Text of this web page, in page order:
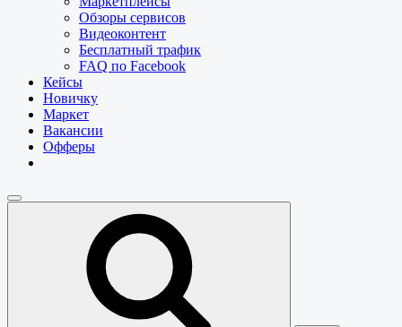
Обзоры сервисов
Видеоконтент
Бесплатный трафик
FAQ по Facebook
Кейсы
Новичку
Маркет
Вакансии
Офферы